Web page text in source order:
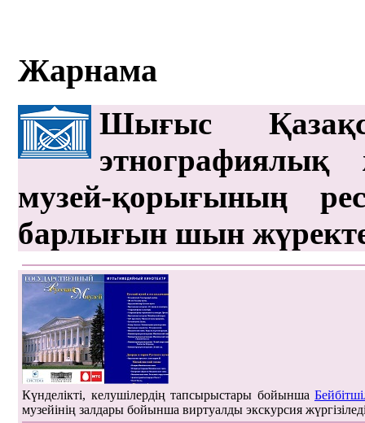
Жарнама
Шығыс
этнографиялық
музей-қорығының
барлығын шын
Күнделікті, келушілердің тапсырыстары бойынша
музейінің залдары бойынша виртуалды экскурсия